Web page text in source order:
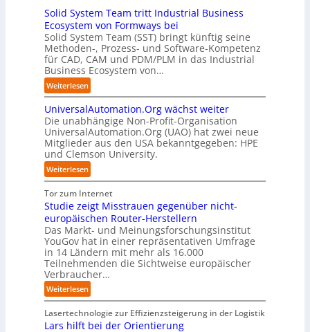
a
h
r
e
n
f
ü
r
d
e
n
G
i
g
a
c
t
o
r
y
-
A
u
b
u
m
C
o
-
C
E
O
e
c
h
e
n
z
e
n
t
r
e
n
i
n
D
e
u
t
s
c
h
l
a
n
d
:
T
r
e
f
f
p
u
k
t
f
ü
r
p
r
a
x
i
s
n
a
h
e
A
u
t
o
b
:
D
i
s
r
u
p
t
b
l
i
c
k
t
f
d
i
e
Z
u
k
u
f
t
Solid System Team tritt Industrial Business
Ecosystem von Formways bei
Solid System Team (SST) bringt künftig seine
Methoden-, Prozess- und Software-Kompetenz
für CAD, CAM und PDM/PLM in das Industrial
Business Ecosystem von…
Weiterlesen:
S
o
l
i
d
S
s
t
e
m
T
e
a
m
t
r
i
t
UniversalAutomation.Org wächst weiter
Die unabhängige Non-Profit-Organisation
UniversalAutomation.Org (UAO) hat zwei neue
Mitglieder aus den USA bekanntgegeben: HPE
und Clemson University.
Weiterlesen:
U
n
i
v
e
r
s
a
l
u
t
o
Tor zum Internet
Studie zeigt Misstrauen gegenüber nicht-
europäischen Router-Herstellern
Das Markt- und Meinungsforschungsinstitut
YouGov hat in einer repräsentativen Umfrage
in 14 Ländern mit mehr als 16.000
Teilnehmenden die Sichtweise europäischer
Verbraucher…
Weiterlesen:
S
t
u
Lasertechnologie zur Effizienzsteigerung in der Logistik
Lars hilft bei der Orientierung